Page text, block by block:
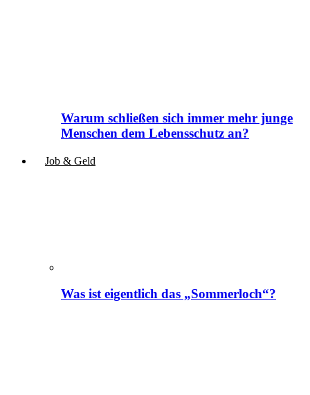
Warum schließen sich immer mehr junge
Menschen dem Lebensschutz an?
Job & Geld
Was ist eigentlich das „Sommerloch“?